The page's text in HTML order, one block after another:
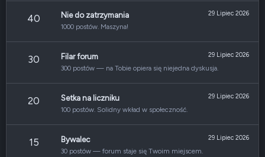
40 29 Lipiec 2026
Nie do zatrzymania
1000 postów. Maszyna!
30 29 Lipiec 2026
Filar forum
300 postów — na Tobie opiera się niejedna dyskusja.
20 29 Lipiec 2026
Setka na liczniku
100 postów. Solidny wkład w społeczność.
15 29 Lipiec 2026
Bywalec
30 postów — forum staje się Twoim miejscem.